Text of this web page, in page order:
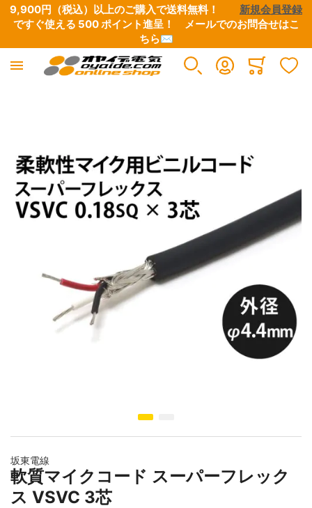
9,900円（税込）以上のご購入で送料無料！ 新規会員登録
ですぐ使える 500 ポイント進呈！ メールでのお問合せはこ
ちら✉
耐屈曲・ロボットケーブル
丸形ロボットケーブル
極細ロボットケーブル
カールコード型ロボットケーブル
イメージギャラリーの最初に移動する
坂東電線
軟質マイクコード スーパーフレック
ス VSVC 3芯